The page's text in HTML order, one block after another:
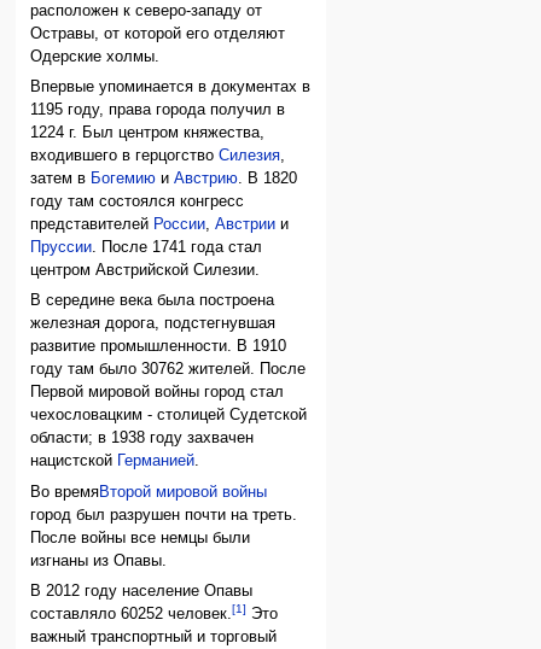
расположен к северо-западу от
Остравы, от которой его отделяют
Одерские холмы.
Впервые упоминается в документах в
1195 году, права города получил в
1224 г. Был центром княжества,
входившего в герцогствоСилезия,
затем в Богемию иАвстрию. В 1820
году там состоялся конгресс
представителей России,Австрии и
Пруссии. После 1741 года стал
центром Австрийской Силезии.
В середине века была построена
железная дорога, подстегнувшая
развитие промышленности. В 1910
году там было 30762 жителей. После
Первой мировой войны город стал
чехословацким - столицей Судетской
области; в 1938 году захвачен
нацистской
Германией.
Во времяВторой мировой войны
город был разрушен почти на треть.
После войны все немцы были
изгнаны из Опавы.
В 2012 году население Опавы
составляло 60252 человек.[1] Это
важный транспортный и торговый